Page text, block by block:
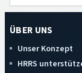
ÜBER UNS
Unser Konzept
HRRS